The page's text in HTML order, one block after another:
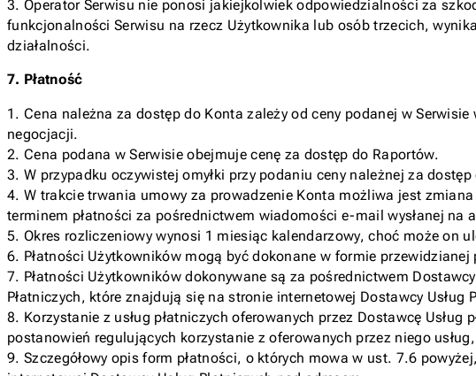
3. Operator Serwisu nie ponosi jakiejkolwiek odpowiedzialności za
funkcjonalności Serwisu na rzecz Użytkownika lub osób trzecich,
działalności.
7. Płatność
1. Cena należna za dostęp do Konta zależy od ceny podanej w
negocjacji.
2. Cena podana w Serwisie obejmuje cenę za dostęp do Raportów.
3. W przypadku oczywistej omyłki przy podaniu ceny należnej za
4. W trakcie trwania umowy za prowadzenie Konta możliwa jest
terminem płatności za pośrednictwem wiadomości e-mail wysłanej na
5. Okres rozliczeniowy wynosi 1 miesiąc kalendarzowy, choć może on
6. Płatności Użytkowników mogą być dokonane w formie przewidzianej
7. Płatności Użytkowników dokonywane są za pośrednictwem
Płatniczych, które znajdują się na stronie internetowej Dostawcy Usług
8. Korzystanie z usług płatniczych oferowanych przez Dostawcę
postanowień regulujących korzystanie z oferowanych przez niego
9. Szczegółowy opis form płatności, o których mowa w ust. 7.6